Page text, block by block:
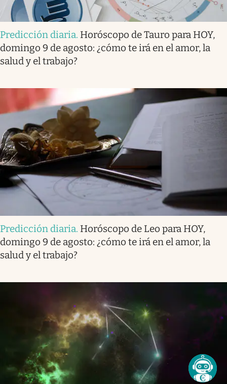
Predicción diaria. Horóscopo de Tauro para HOY,
domingo 9 de agosto: ¿cómo te irá en el amor, la
salud y el trabajo?
Predicción diaria. Horóscopo de Leo para HOY,
domingo 9 de agosto: ¿cómo te irá en el amor, la
salud y el trabajo?